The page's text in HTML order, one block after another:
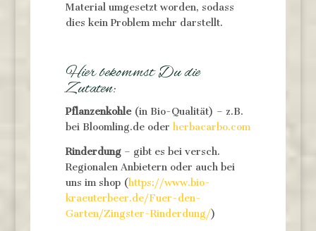
Material umgesetzt worden, sodass
dies kein Problem mehr darstellt.
Hier bekommst Du die
Zutaten:
Pflanzenkohle (in Bio-Qualität) – z.B.
bei Bloomling.de oder herbacarbo.com
Rinderdung – gibt es bei versch.
Regionalen Anbietern oder auch bei
uns im shop (https://www.bio-
kraeuterbeer.de/Fuer-den-
Garten/Zingster-Rinderdung/)